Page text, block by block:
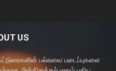
US
பல்சுவை படைப்புகளை